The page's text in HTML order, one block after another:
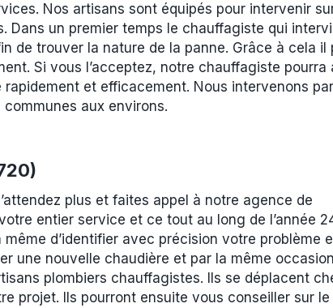
Nos artisans sont équipés pour intervenir
Dans un premier temps le chauffagiste qui
de trouver la nature de la panne. Grâce à cela il
Si vous l’acceptez, notre chauffagiste pourra
et efficacement. Nous intervenons
aux environs.
plus et faites appel à notre agence de
entier service et ce tout au long de l’année
d’identifier avec précision votre problème
une nouvelle chaudière et par la même occasion
plombiers chauffagistes. Ils se déplacent
projet. Ils pourront ensuite vous conseiller sur le